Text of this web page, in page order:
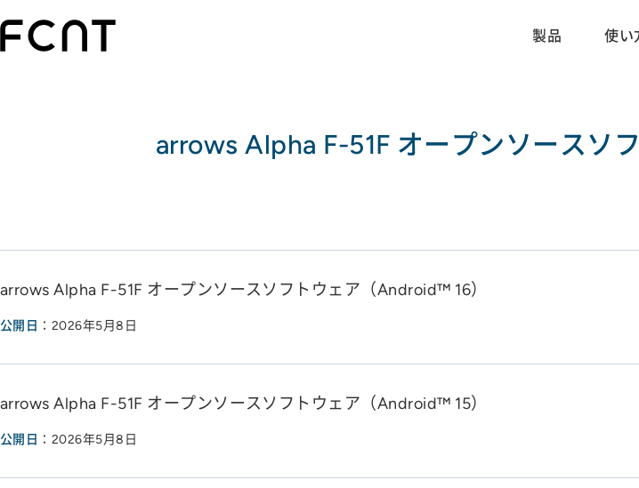
製品 使い
arrows Alpha F-51F オープンソースソ
arrows Alpha F-51F オープンソースソフトウェア（Android™ 16）
公開日 ：2026年5月8日
arrows Alpha F-51F オープンソースソフトウェア（Android™ 15）
公開日 ：2026年5月8日